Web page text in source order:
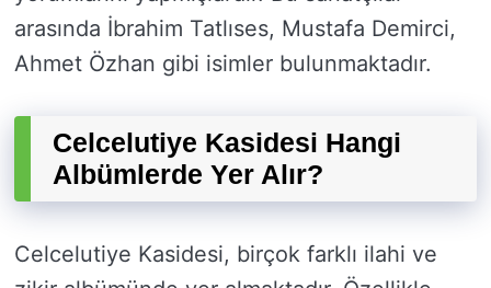
arasında İbrahim Tatlıses, Mustafa Demirci,
Ahmet Özhan gibi isimler bulunmaktadır.
Celcelutiye Kasidesi Hangi
Albümlerde Yer Alır?
Celcelutiye Kasidesi, birçok farklı ilahi ve